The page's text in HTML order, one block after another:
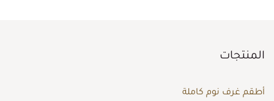
المنتجات
أطقم غرف نوم كاملة